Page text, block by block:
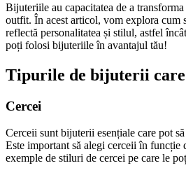
Bijuteriile au capacitatea de a
outfit. În acest articol, vom explora cum
reflectă personalitatea și stilul, astfel
poți folosi bijuteriile în avantajul tău!
Tipurile de bijuterii care
Cercei
Cerceii sunt bijuterii esențiale care pot
Este important să alegi cerceii în funcție
exemple de stiluri de cercei pe care le